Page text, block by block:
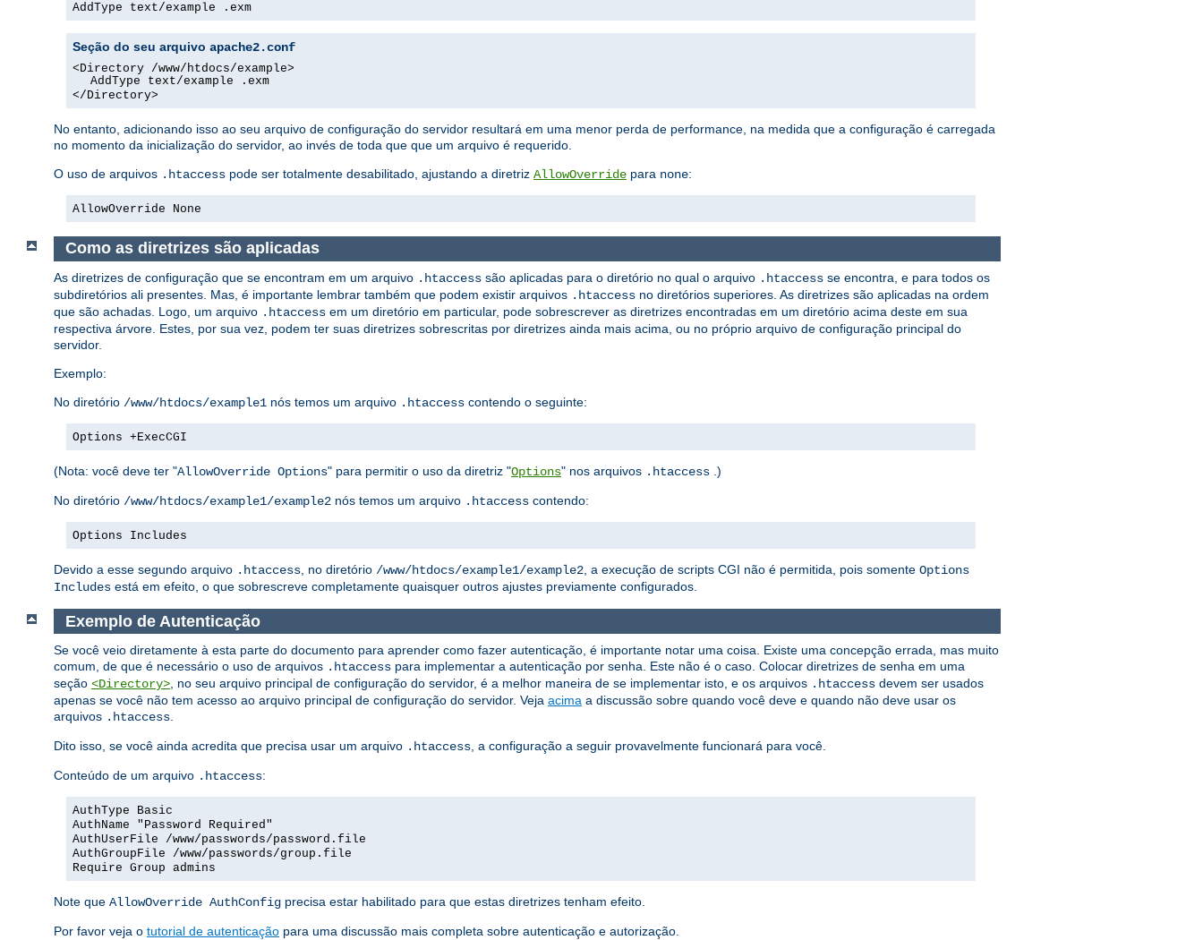
AddType text/example .exm
Seção do seu arquivo apache2.conf
<Directory /www/htdocs/example>
AddType text/example .exm
</Directory>
No entanto, adicionando isso ao seu arquivo de configuração do servidor resultará em uma menor perda de performance, na medida que a configuração é carregada
no momento da inicialização do servidor, ao invés de toda que que um arquivo é requerido.
O uso de arquivos .htaccess pode ser totalmente desabilitado, ajustando a diretriz AllowOverride para none:
AllowOverride None
Como as diretrizes são aplicadas
As diretrizes de configuração que se encontram em um arquivo .htaccess são aplicadas para o diretório no qual o arquivo .htaccess se encontra, e para todos os
subdiretórios ali presentes. Mas, é importante lembrar também que podem existir arquivos .htaccess no diretórios superiores. As diretrizes são aplicadas na ordem
que são achadas. Logo, um arquivo .htaccess em um diretório em particular, pode sobrescrever as diretrizes encontradas em um diretório acima deste em sua
respectiva árvore. Estes, por sua vez, podem ter suas diretrizes sobrescritas por diretrizes ainda mais acima, ou no próprio arquivo de configuração principal do
servidor.
Exemplo:
No diretório /www/htdocs/example1 nós temos um arquivo .htaccess contendo o seguinte:
Options +ExecCGI
(Nota: você deve ter "AllowOverride Options" para permitir o uso da diretriz "Options" nos arquivos .htaccess .)
No diretório /www/htdocs/example1/example2 nós temos um arquivo .htaccess contendo:
Options Includes
Devido a esse segundo arquivo .htaccess , no diretório /www/htdocs/example1/example2 , a execução de scripts CGI não é permitida, pois somente Options
Includes está em efeito, o que sobrescreve completamente quaisquer outros ajustes previamente configurados.
Exemplo de Autenticação
Se você veio diretamente à esta parte do documento para aprender como fazer autenticação, é importante notar uma coisa. Existe uma concepção errada, mas muito
comum, de que é necessário o uso de arquivos .htaccess para implementar a autenticação por senha. Este não é o caso. Colocar diretrizes de senha em uma
seção <Directory>, no seu arquivo principal de configuração do servidor, é a melhor maneira de se implementar isto, e os arquivos .htaccess devem ser usados
apenas se você não tem acesso ao arquivo principal de configuração do servidor. Veja acima a discussão sobre quando você deve e quando não deve usar os
arquivos .htaccess.
Dito isso, se você ainda acredita que precisa usar um arquivo .htaccess, a configuração a seguir provavelmente funcionará para você.
Conteúdo de um arquivo .htaccess:
AuthType Basic
AuthName "Password Required"
AuthUserFile /www/passwords/password.file
AuthGroupFile /www/passwords/group.file
Require Group admins
Note que AllowOverride AuthConfig precisa estar habilitado para que estas diretrizes tenham efeito.
Por favor veja o tutorial de autenticação para uma discussão mais completa sobre autenticação e autorização.